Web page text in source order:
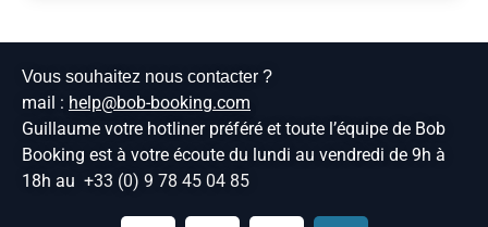
Vous souhaitez nous contacter ?
mail : help@bob-booking.com
Guillaume votre hotliner préféré et toute l’équipe de Bob
Booking est à votre écoute du lundi au vendredi de 9h à
18h au +33 (0) 9 78 45 04 85